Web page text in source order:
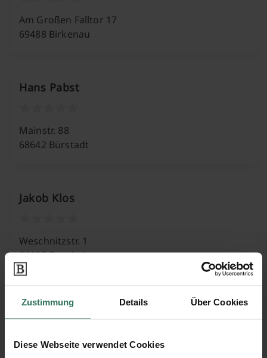
Zustimmung Details Über Cookies
Diese Webseite verwendet Cookies
Am Großen Falltor 17
69488 Birkenau
Hans Pabst
Mainstr. 88
68642 Bürstadt
Jakob Klos
Weschnitzstr. 1
64625 Bensheim
Keil Grabmale , Am Friedhof
Gottlieb-Daimler-Str. 2A